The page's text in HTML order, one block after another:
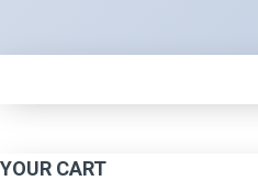
YOUR CART